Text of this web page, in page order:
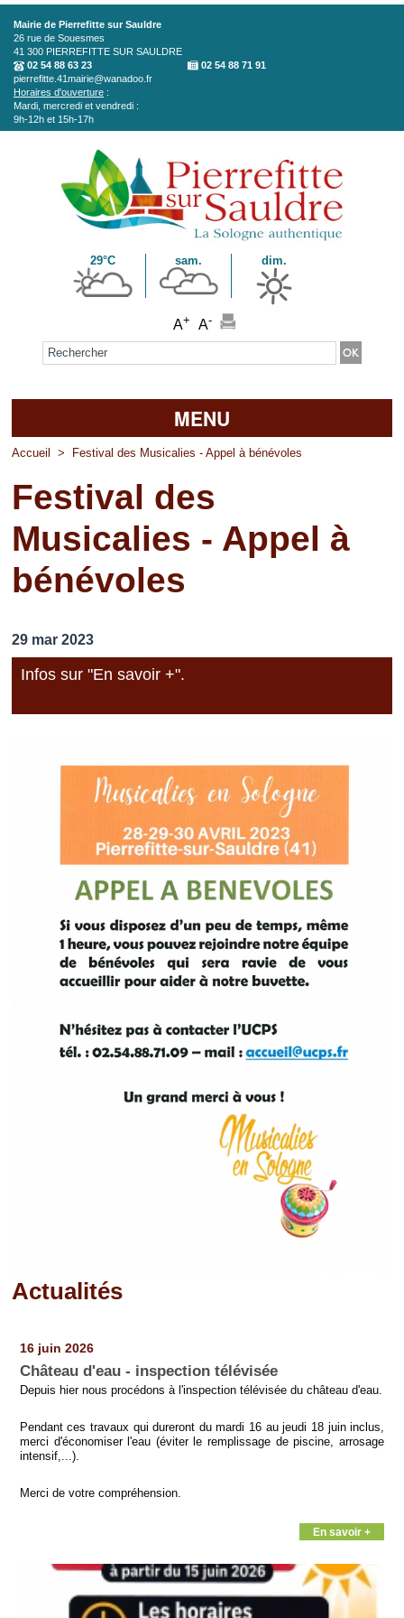
Aller au contenu principal
Mairie de Pierrefitte sur Sauldre
26 rue de Souesmes
41 300 PIERREFITTE SUR SAULDRE
02 54 88 63 23
02 54 88 71 91
pierrefitte.41mairie@wanadoo.fr
Horaires d'ouverture :
Mardi, mercredi et vendredi :
9h-12h et 15h-17h
29°C sam. dim.
A+ A-
Formulaire de recherche
MENU
Accueil
La mairie
Découvrir Pierrefitte
Vie pratique
Accueil > Festival des Musicalies - Appel à bénévoles
Festival des
Musicalies - Appel à
bénévoles
29 mar 2023
Infos sur "En savoir +".
Actualités
16 juin 2026
Château d'eau - inspection télévisée
Depuis hier nous procédons à l'inspection télévisée du château d'eau.
Pendant ces travaux qui dureront du mardi 16 au jeudi 18 juin inclus,
merci d'économiser l'eau (éviter le remplissage de piscine, arrosage
intensif,...).
Merci de votre compréhension.
En savoir +
Pages